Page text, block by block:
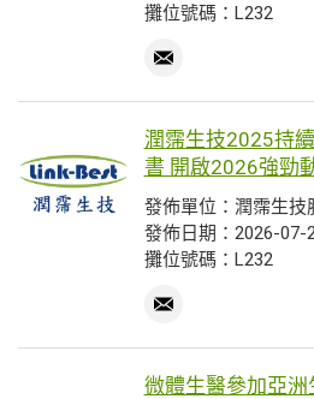
攤位號碼：L232
潤霈生技2025持
書 開啟2026強勁
發佈單位：潤霈生技
發佈日期：2026-07-
攤位號碼：L232
微體生醫參加亞